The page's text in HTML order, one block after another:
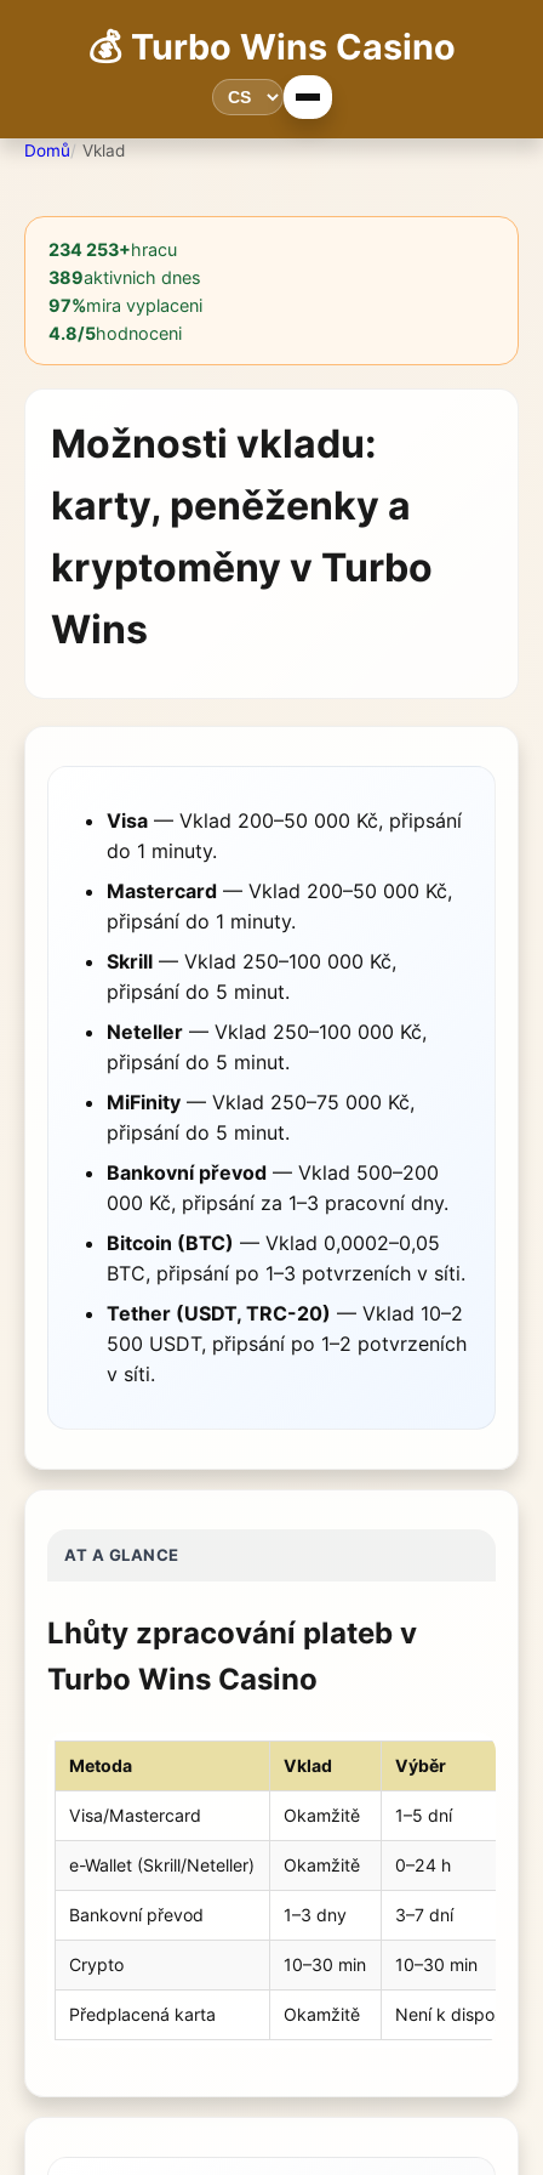
💰 Turbo Wins Casino
Domů Vklad
234 253+hracu
389aktivnich dnes
97%mira vyplaceni
4.8/5hodnoceni
Možnosti vkladu:
karty, peněženky a
kryptoměny v Turbo
Wins
Visa — Vklad 200–50 000 Kč, připsání
do 1 minuty.
Mastercard — Vklad 200–50 000 Kč,
připsání do 1 minuty.
Skrill — Vklad 250–100 000 Kč,
připsání do 5 minut.
Neteller — Vklad 250–100 000 Kč,
připsání do 5 minut.
MiFinity — Vklad 250–75 000 Kč,
připsání do 5 minut.
Bankovní převod — Vklad 500–200
000 Kč, připsání za 1–3 pracovní dny.
Bitcoin (BTC) — Vklad 0,0002–0,05
BTC, připsání po 1–3 potvrzeních v síti.
Tether (USDT, TRC-20) — Vklad 10–2
500 USDT, připsání po 1–2 potvrzeních
v síti.
AT A GLANCE
Lhůty zpracování plateb v
Turbo Wins Casino
Metoda Vklad Výběr
Visa/Mastercard Okamžitě 1–5 dní
e-Wallet (Skrill/Neteller) Okamžitě 0–24 h
Bankovní převod 1–3 dny 3–7 dní
Crypto 10–30 min 10–30 min
Předplacená karta Okamžitě Není k dispozici